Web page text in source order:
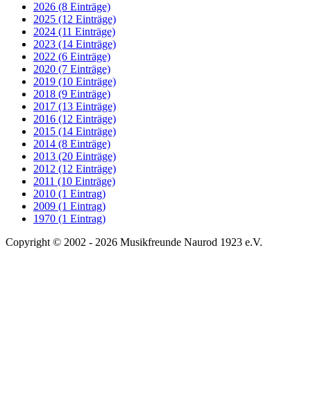
2026 (8 Einträge)
2025 (12 Einträge)
2024 (11 Einträge)
2023 (14 Einträge)
2022 (6 Einträge)
2020 (7 Einträge)
2019 (10 Einträge)
2018 (9 Einträge)
2017 (13 Einträge)
2016 (12 Einträge)
2015 (14 Einträge)
2014 (8 Einträge)
2013 (20 Einträge)
2012 (12 Einträge)
2011 (10 Einträge)
2010 (1 Eintrag)
2009 (1 Eintrag)
1970 (1 Eintrag)
Copyright © 2002 - 2026 Musikfreunde Naurod 1923 e.V.